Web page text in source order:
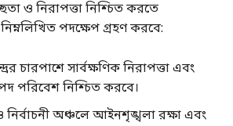
ও নিরাপত্তা নিশ্চিত করতে
পদক্ষেপ গ্রহণ করবে:
চারপাশে সার্বক্ষণিক নিরাপত্তা এবং
পরিবেশ নিশ্চিত করবে।
নির্বাচনী অঞ্চলে আইনশৃঙ্খলা রক্ষা এবং